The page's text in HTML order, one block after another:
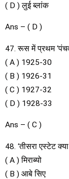
( D ) लुई ब्लांक
Ans – ( D )
47. रूस में प्रथम
( A ) 1925-30
( B ) 1926-31
( C ) 1927-32
( D ) 1928-33
Ans – ( C )
48. ‘तीसरा एस्टेट
( A ) मिराब्यो
( B ) आबे सिए